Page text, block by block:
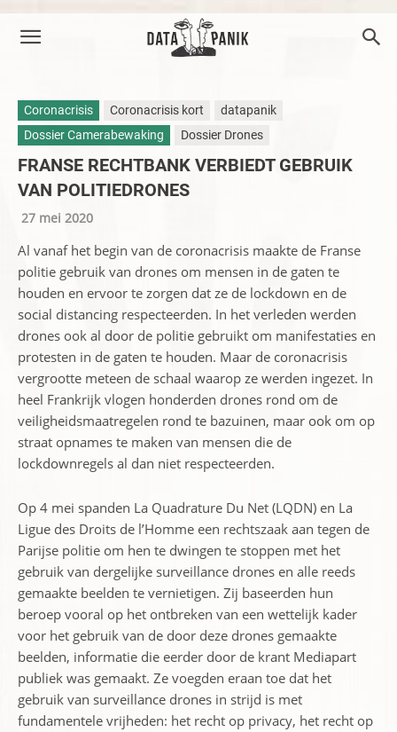
Coronacrisis Coronacrisis kort
datapanik
Dossier Camerabewaking
Dossier Drones
FRANSE RECHTBANK VERBIEDT GEBRUIK
VAN POLITIEDRONES
27 mei 2020
Al vanaf het begin van de coronacrisis maakte de Franse
politie gebruik van drones om mensen in de gaten te
houden en ervoor te zorgen dat ze de lockdown en de
social distancing respecteerden. In het verleden werden
drones ook al door de politie gebruikt om manifestaties en
protesten in de gaten te houden. Maar de coronacrisis
vergrootte meteen de schaal waarop ze werden ingezet. In
heel Frankrijk vlogen honderden drones rond om de
veiligheidsmaatregelen rond te bazuinen, maar ook om op
straat opnames te maken van mensen die de
lockdownregels al dan niet respecteerden.
Op 4 mei spanden La Quadrature Du Net (LQDN) en La
Ligue des Droits de l’Homme een rechtszaak aan tegen de
Parijse politie om hen te dwingen te stoppen met het
gebruik van dergelijke surveillance drones en alle reeds
gemaakte beelden te vernietigen. Zij baseerden hun
beroep vooral op het ontbreken van een wettelijk kader
voor het gebruik van de door deze drones gemaakte
beelden, informatie die eerder door de krant Mediapart
publiek was gemaakt. Ze voegden eraan toe dat het
gebruik van surveillance drones in strijd is met
fundamentele vrijheden: het recht op privacy, het recht op